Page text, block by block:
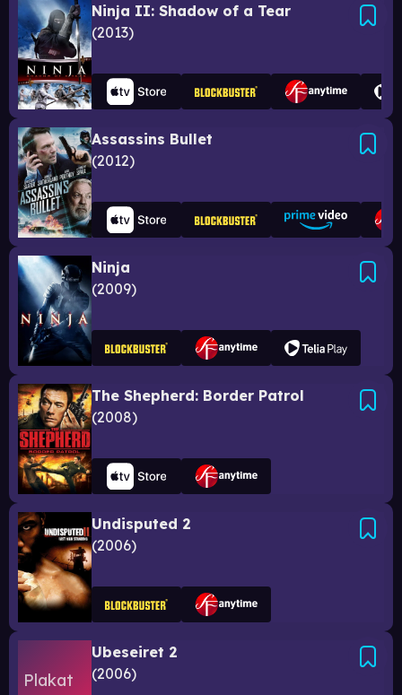
Ninja II: Shadow of a Tear
2013
Assassins Bullet
2012
Ninja
2009
The Shepherd: Border Patrol
2008
Undisputed 2
2006
Ubeseiret 2
2006